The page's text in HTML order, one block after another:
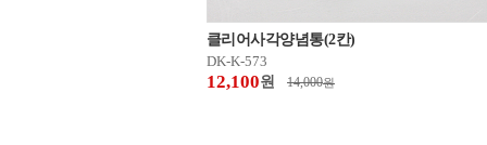
클리어사각양념통(2칸)
DK-K-573
12,100원 14,000원